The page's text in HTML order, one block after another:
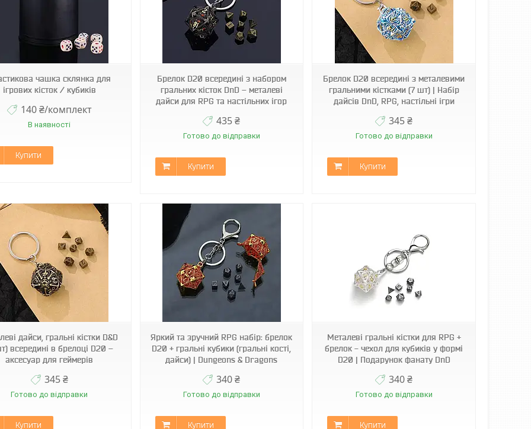
чашка склянка для
ігрових кісток / кубиків
140 ₴/комплект
В наявності
Купити
Брелок D20 всередині з набором
гральних кісток DnD – металеві
дайси для RPG та настільних ігор
435 ₴
Готово до відправки
Купити
Арт2525
Брелок D20 всередині з металевими
гральними кістками (7 шт) | Набір
дайсів DnD, RPG, настільні ігри
345 ₴
Готово до відправки
Купити
дайси, гральні кістки D&D
всередині в брелоці D20 –
аксесуар для геймерів
345 ₴
Готово до відправки
Купити
Яркий та зручний RPG набір: брелок
D20 + гральні кубики (гральні кості,
дайси) | Dungeons & Dragons
340 ₴
Готово до відправки
Купити
Арт2529
Металеві гральні кістки для RPG +
брелок - чехол для кубиків у формі
D20 | Подарунок фанату DnD
340 ₴
Готово до відправки
Купити